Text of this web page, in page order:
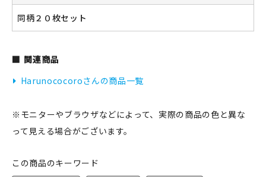
カートを見る
同柄２０枚セット
関連商品
Harunococoroさんの商品一覧
※モニターやブラウザなどによって、実際の商品の色と異な
って見える場合がございます。
この商品のキーワード